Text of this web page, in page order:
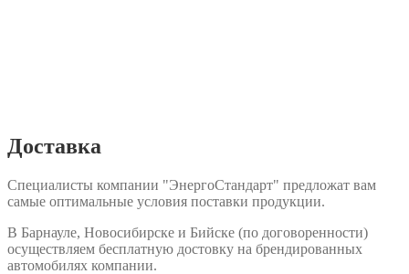
Доставка
Специалисты компании "ЭнергоСтандарт" предложат вам
самые оптимальные условия поставки продукции.
В Барнауле, Новосибирске и Бийске (по договоренности)
осуществляем бесплатную достовку на брендированных
автомобилях компании.